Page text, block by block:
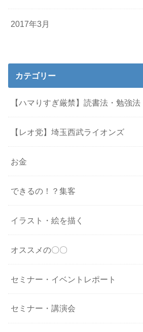
2017年3月
カテゴリー
【ハマりすぎ厳禁】読書法・勉強法
【レオ党】埼玉西武ライオンズ
お金
できるの！？集客
イラスト・絵を描く
オススメの〇〇
セミナー・イベントレポート
セミナー・講演会